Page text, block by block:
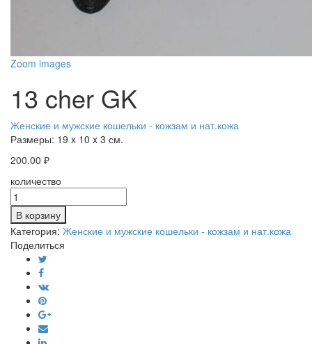
Zoom images
13 cher GK
Женские и мужские кошельки - кожзам и нат.кожа
Размеры: 19 x 10 x 3 см.
200.00 ₽
количество
В корзину
Категория: Женские и мужские кошельки - кожзам и нат.кожа
Поделиться